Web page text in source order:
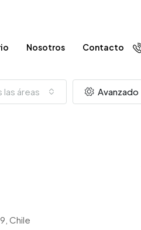
Nosotros Contacto
las áreas Avanzado
Chile